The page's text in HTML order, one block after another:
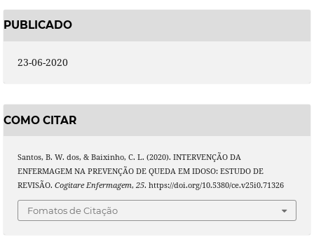
PUBLICADO
23-06-2020
COMO CITAR
Santos, B. W. dos, & Baixinho, C. L. (2020). INTERVENÇÃO DA
ENFERMAGEM NA PREVENÇÃO DE QUEDA EM IDOSO: ESTUDO DE
REVISÃO. Cogitare Enfermagem, 25. https://doi.org/10.5380/ce.v25i0.71326
Fomatos de Citação